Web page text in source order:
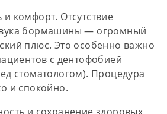
и комфорт. Отсутствие
бормашины — огромный
плюс. Это особенно важно
с дентофобией
стоматологом). Процедура
и спокойно.